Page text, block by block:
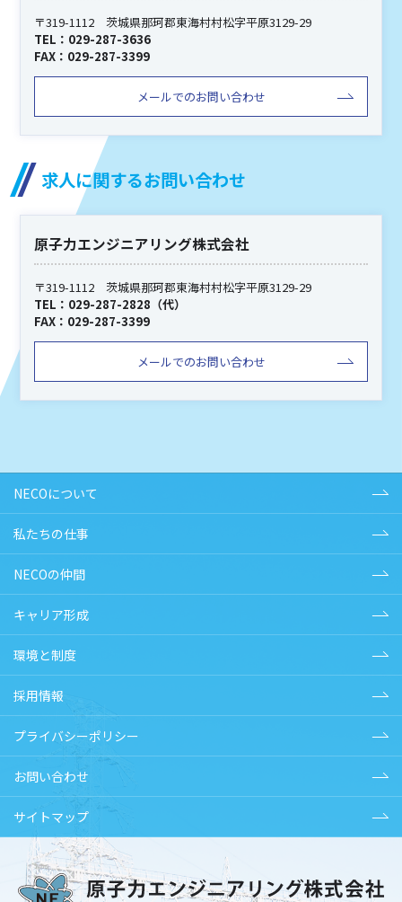
〒319-1112 茨城県那珂郡東海村村松字平原3129-29
TEL：029-287-3636
FAX：029-287-3399
メールでのお問い合わせ
求人に関するお問い合わせ
原子力エンジニアリング株式会社
〒319-1112 茨城県那珂郡東海村村松字平原3129-29
TEL：029-287-2828（代）
FAX：029-287-3399
メールでのお問い合わせ
NECOについて
私たちの仕事
NECOの仲間
キャリア形成
環境と制度
採用情報
プライバシーポリシー
お問い合わせ
サイトマップ